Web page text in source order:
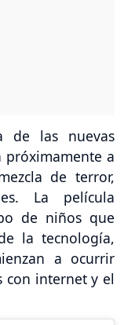
de las nuevas
próximamente a
de terror,
La película
de niños que
la tecnología,
a ocurrir
con internet y el